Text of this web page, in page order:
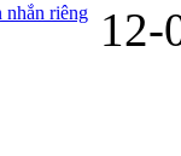
nhắn riêng